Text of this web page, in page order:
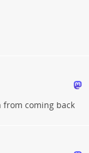
coming back